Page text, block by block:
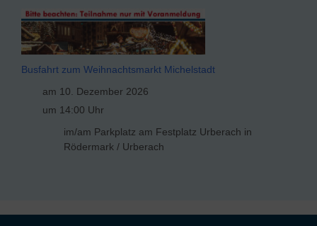
Busfahrt zum Weihnachtsmarkt Michelstadt
am 10. Dezember 2026
um 14:00 Uhr
im/am Parkplatz am Festplatz Urberach in
Rödermark / Urberach